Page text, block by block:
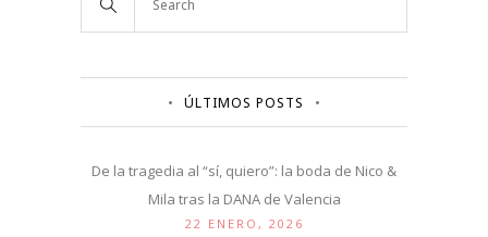
ÚLTIMOS POSTS
De la tragedia al “sí, quiero”: la boda de Nico &
Mila tras la DANA de Valencia
22 ENERO, 2026